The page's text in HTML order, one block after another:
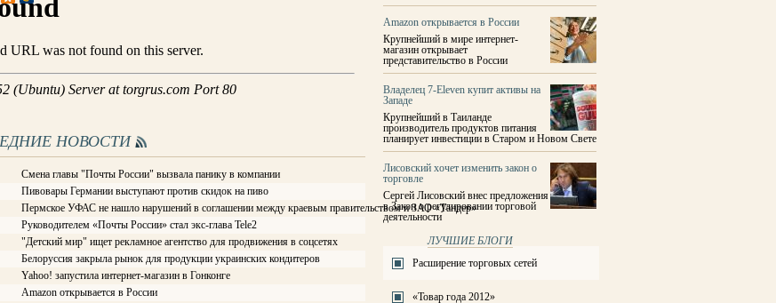
НОВОСТИ
Смена главы "Почты России" вызвала панику в компании
Пивовары Германии выступают против скидок на пиво
Пермское УФАС не нашло нарушений в соглашении между краевым правительством и ЗАО «Тандер»
Руководителем «Почты России» стал экс-глава Tele2
"Детский мир" ищет рекламное агентство для продвижения в соцсетях
Белоруссия закрыла рынок для продукции украинских кондитеров
Yahoo! запустила интернет-магазин в Гонконге
Amazon открывается в России
Amazon открывается в России
Крупнейший в мире интернет-
магазин открывает
представительство в России
Владелец 7-Eleven купит активы на
Западе
Крупнейший в Таиланде
производитель продуктов питания
планирует инвестиции в Старом и Новом Свете
Лисовский хочет изменить закон о
торговле
Сергей Лисовский внес предложения
в Закон о регулировании торговой
деятельности
ЛУЧШИЕ БЛОГИ
Расширение торговых сетей
«Товар года 2012»